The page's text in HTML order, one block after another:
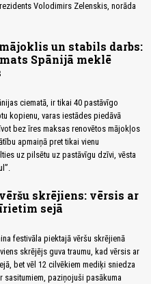
Volodimirs Zelenskis, norāda
un stabils darbs:
Spānijā meklē
ciematā, ir tikai 40 pastāvīgo
kopienu, varas iestādes piedāvā
bez īres maksas renovētos mājokļos
apmaiņā pret tikai vienu
uz pilsētu uz pastāvīgu dzīvi, vēsta
skrējiens: vērsis ar
sejā
festivāla piektajā vēršu skrējienā
skrējējs guva traumu, kad vērsis ar
bet vēl 12 cilvēkiem mediķi sniedza
paziņojuši pasākuma